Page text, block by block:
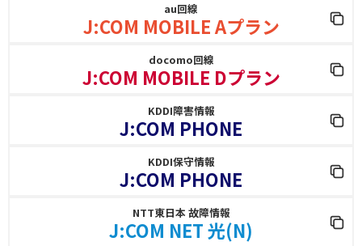
au回線
J:COM MOBILE Aプラン
docomo回線
J:COM MOBILE Dプラン
KDDI障害情報
J:COM PHONE
KDDI保守情報
J:COM PHONE
NTT東日本 故障情報
J:COM NET 光(N)